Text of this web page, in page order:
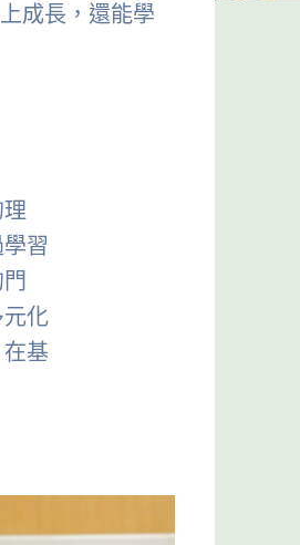
成長，還能學
習
化
基